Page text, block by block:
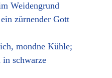
Weidengrund
zürnender Gott
mondne Kühle;
schwarze